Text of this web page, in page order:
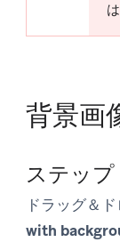
背景画
ステッ
ドラッグ＆
with